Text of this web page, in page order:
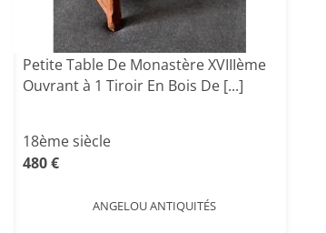
Petite Table De Monastère XVIIIème
Ouvrant à 1 Tiroir En Bois De [...]
18ème siècle
480 €
ANGELOU ANTIQUITÉS